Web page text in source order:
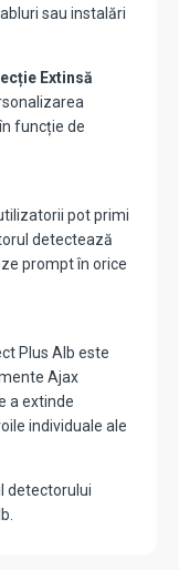
sau instalări
Extinsă
funcție de
pot primi
detectează
prompt în orice
Plus Alb este
Ajax
a extinde
individuale ale
detectorului